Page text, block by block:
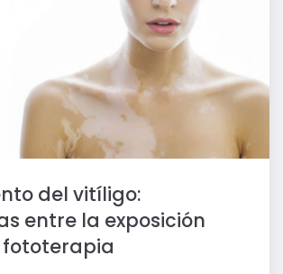
del vitíligo:
entre la exposición
fototerapia